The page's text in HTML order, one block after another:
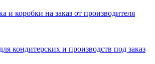
и коробки на заказ от производителя
кондитерских и производств под заказ